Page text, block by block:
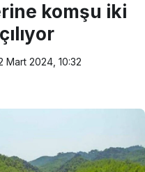
komşu iki
Mart 2024, 10:32